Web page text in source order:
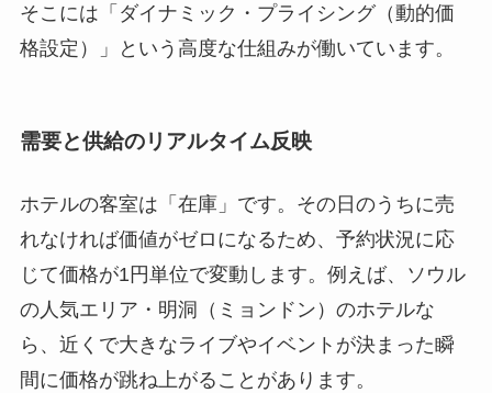
そこには「ダイナミック・プライシング（動的価
格設定）」という高度な仕組みが働いています。
需要と供給のリアルタイム反映
ホテルの客室は「在庫」です。その日のうちに売
れなければ価値がゼロになるため、予約状況に応
じて価格が1円単位で変動します。例えば、ソウル
の人気エリア・明洞（ミョンドン）のホテルな
ら、近くで大きなライブやイベントが決まった瞬
間に価格が跳ね上がることがあります。